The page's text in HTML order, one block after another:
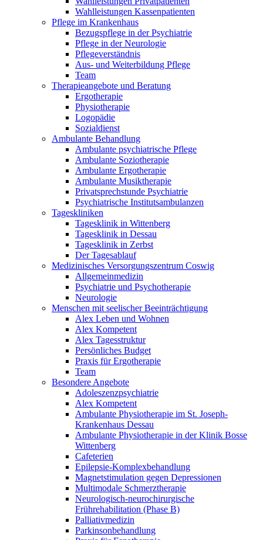
Wahlleistungen Kassenpatienten
Pflege im Krankenhaus
Bezugspflege in der Psychiatrie
Pflege in der Neurologie
Pflegeverständnis
Aus- und Weiterbildung Pflege
Team
Therapieangebote und Beratung
Ergotherapie
Physiotherapie
Logopädie
Sozialdienst
Ambulante Behandlung
Ambulante psychiatrische Pflege
Ambulante Soziotherapie
Ambulante Ergotherapie
Ambulante Musiktherapie
Privatsprechstunde Psychiatrie
Psychiatrische Institutsambulanzen
Tageskliniken
Tagesklinik in Wittenberg
Tagesklinik in Dessau
Tagesklinik in Zerbst
Der Tagesablauf
Medizinisches Versorgungszentrum Coswig
Allgemeinmedizin
Psychiatrie und Psychotherapie
Neurologie
Menschen mit seelischer Beeinträchtigung
Alex Leben und Wohnen
Alex Kompetent
Alex Tagesstruktur
Persönliches Budget
Praxis für Ergotherapie
Team
Besondere Angebote
Adoleszenzpsychiatrie
Alex Kompetent
Ambulante Physiotherapie im St. Joseph-
Krankenhaus Dessau
Ambulante Physiotherapie in der Klinik Bosse
Wittenberg
Cafeterien
Epilepsie-Komplexbehandlung
Magnetstimulation gegen Depressionen
Multimodale Schmerztherapie
Neurologisch-neurochirurgische
Frührehabilitation (Phase B)
Palliativmedizin
Parkinsonbehandlung